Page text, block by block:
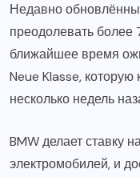
Недавно
преодолевать более
ближайшее время
Neue Klasse,
несколько недель
BMW делает ставку
электромобилей, и